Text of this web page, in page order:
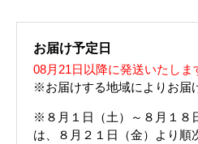
お届け予定日
08月21日以降に発送いたしま
※お届けする地域によりお届
※８月１日（土）～８月１８
は、８月２１日（金）より順